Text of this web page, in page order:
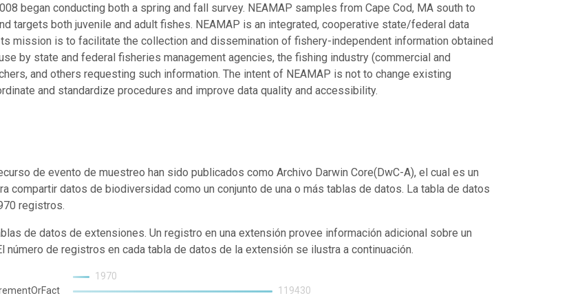
began conducting both a spring and fall survey. NEAMAP samples from Cape Cod, MA south to
targets both juvenile and adult fishes. NEAMAP is an integrated, cooperative state/federal data
mission is to facilitate the collection and dissemination of fishery-independent information obtained
by state and federal fisheries management agencies, the fishing industry (commercial and
and others requesting such information. The intent of NEAMAP is not to change existing
and standardize procedures and improve data quality and accessibility.
de evento de muestreo han sido publicados como Archivo Darwin Core(DwC-A), el cual es un
compartir datos de biodiversidad como un conjunto de una o más tablas de datos. La tabla de datos
registros.
de datos de extensiones. Un registro en una extensión provee información adicional sobre un
número de registros en cada tabla de datos de la extensión se ilustra a continuación.
1970
119430